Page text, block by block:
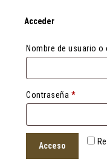
Acceder
Nombre de usuario
Contraseña *
Acceso